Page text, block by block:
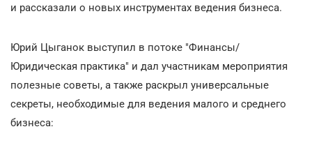
и рассказали о новых инструментах ведения бизнеса.
Юрий Цыганок выступил в потоке "Финансы/
Юридическая практика" и дал участникам мероприятия
полезные советы, а также раскрыл универсальные
секреты, необходимые для ведения малого и среднего
бизнеса: